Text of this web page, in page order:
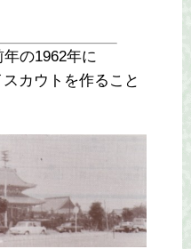
の1962年に
カウトを作ること